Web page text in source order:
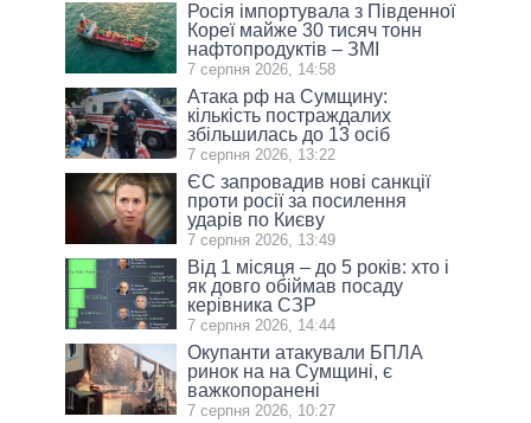
Росія імпортувала з Південної
Кореї майже 30 тисяч тонн
нафтопродуктів – ЗМІ
7 серпня 2026, 14:58
Атака рф на Сумщину:
кількість постраждалих
збільшилась до 13 осіб
7 серпня 2026, 13:22
ЄС запровадив нові санкції
проти росії за посилення
ударів по Києву
7 серпня 2026, 13:49
Від 1 місяця – до 5 років: хто і
як довго обіймав посаду
керівника СЗР
7 серпня 2026, 14:44
Окупанти атакували БПЛА
ринок на на Сумщині, є
важкопоранені
7 серпня 2026, 10:27